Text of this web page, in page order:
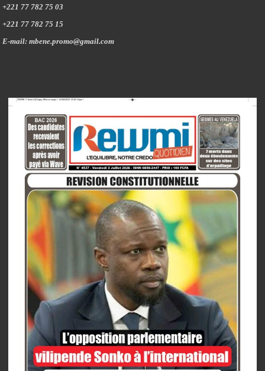
+221 77 782 75 03
+221 77 782 75 15
E-mail: mbene.promo@gmail.com